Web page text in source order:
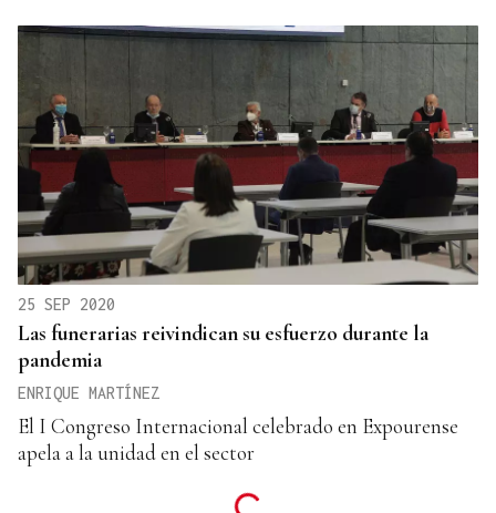
25 SEP 2020
Las funerarias reivindican su esfuerzo durante la
pandemia
ENRIQUE MARTÍNEZ
El I Congreso Internacional celebrado en Expourense
apela a la unidad en el sector